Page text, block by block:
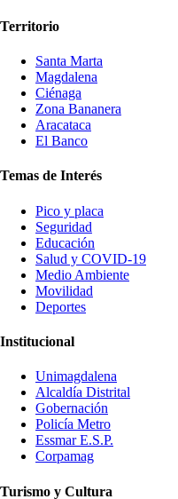
Territorio
Santa Marta
Magdalena
Ciénaga
Zona Bananera
Aracataca
El Banco
Temas de Interés
Pico y placa
Seguridad
Educación
Salud y COVID-19
Medio Ambiente
Movilidad
Deportes
Institucional
Unimagdalena
Alcaldía Distrital
Gobernación
Policía Metro
Essmar E.S.P.
Corpamag
Turismo y Cultura